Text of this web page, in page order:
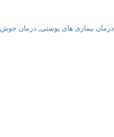
درمان بیماری های پوستی, درمان جوش